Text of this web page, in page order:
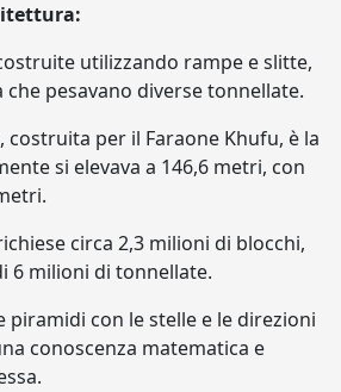
utilizzando rampe e slitte,
pesavano diverse tonnellate.
costruita per il Faraone Khufu, è la
si elevava a 146,6 metri, con
circa 2,3 milioni di blocchi,
6 milioni di tonnellate.
piramidi con le stelle e le direzioni
conoscenza matematica e